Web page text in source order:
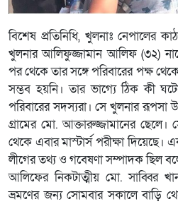
বিশেষ প্রতিনিধি, খুলনাঃ নেপালের
খুলনার আলিফুজ্জামান আলিফ (৩২)
পর থেকে তার সঙ্গে পরিবারের পক্ষ
সম্ভব হয়নি। তার ভাগ্যে ঠিক কী
পরিবারের সদস্যরা। সে খুলনার
গ্রামের মো. আক্তারুজ্জামানের
থেকে এবার মাস্টার্স পরীক্ষা
লীগের তথ্য ও গবেষণা সম্পাদক ছিল
আলিফের নিকটাত্মীয় মো. সাব্বির
ভ্রমণের জন্য সোমবার সকালে বাড়ি